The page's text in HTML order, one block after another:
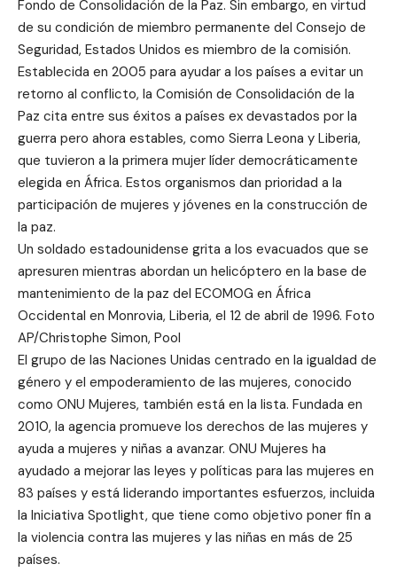
Fondo de Consolidación de la Paz. Sin embargo, en virtud
de su condición de miembro permanente del Consejo de
Seguridad, Estados Unidos es miembro de la comisión.
Establecida en 2005 para ayudar a los países a evitar un
retorno al conflicto, la Comisión de Consolidación de la
Paz cita entre sus éxitos a países ex devastados por la
guerra pero ahora estables, como Sierra Leona y Liberia,
que tuvieron a la primera mujer líder democráticamente
elegida en África. Estos organismos dan prioridad a la
participación de mujeres y jóvenes en la construcción de
la paz.
Un soldado estadounidense grita a los evacuados que se
apresuren mientras abordan un helicóptero en la base de
mantenimiento de la paz del ECOMOG en África
Occidental en Monrovia, Liberia, el 12 de abril de 1996. Foto
AP/Christophe Simon, Pool
El grupo de las Naciones Unidas centrado en la igualdad de
género y el empoderamiento de las mujeres, conocido
como ONU Mujeres, también está en la lista. Fundada en
2010, la agencia promueve los derechos de las mujeres y
ayuda a mujeres y niñas a avanzar. ONU Mujeres ha
ayudado a mejorar las leyes y políticas para las mujeres en
83 países y está liderando importantes esfuerzos, incluida
la Iniciativa Spotlight, que tiene como objetivo poner fin a
la violencia contra las mujeres y las niñas en más de 25
países.